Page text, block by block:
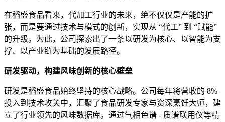
在稻盛食品看来，代加工行业的未来，绝不仅仅是产能的扩
张，而是要通过技术与模式的创新，实现从 “代工” 到 “赋能”
的升级。为此，公司探索出了一条以研发为核心、以智能为支
撑、以产业链为基础的发展路径。
研发驱动，构建风味创新的核心壁垒
研发是稻盛食品始终坚持的核心战略。公司每年将营收的 8%
投入到技术攻关中，汇聚了食品研发专家与资深烹饪大师，建
立了行业领先的风味数据库。通过气相色谱 - 质谱联用仪等精